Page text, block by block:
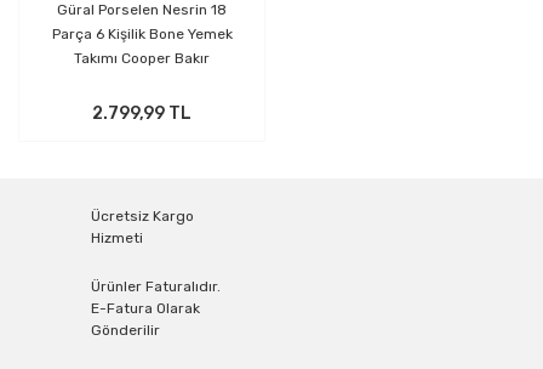
Güral Porselen Nesrin 18
Parça 6 Kişilik Bone Yemek
Takımı Cooper Bakır
2.799,99 TL
Ücretsiz Kargo
Hizmeti
Ürünler Faturalıdır.
E-Fatura Olarak
Gönderilir